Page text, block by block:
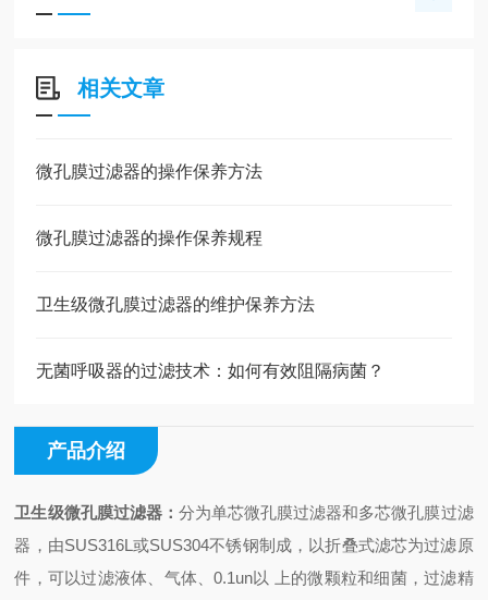
相关文章
微孔膜过滤器的操作保养方法
微孔膜过滤器的操作保养规程
卫生级微孔膜过滤器的维护保养方法
无菌呼吸器的过滤技术：如何有效阻隔病菌？
产品介绍
卫生级微孔膜过滤器： 分为单芯微孔膜过滤器和多芯微孔膜过滤
器，由SUS316L或SUS304不锈钢制成，以折叠式滤芯为过滤原
件，可以过滤液体、气体、0.1un以 上的微颗粒和细菌，过滤精